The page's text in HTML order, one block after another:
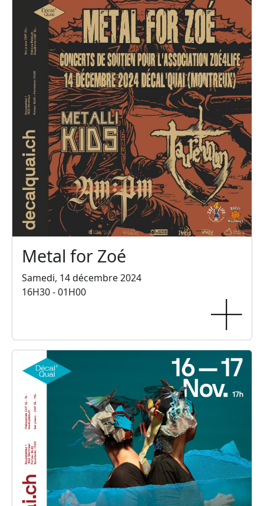
Metal for Zoé
Samedi, 14 décembre 2024
16H30 - 01H00